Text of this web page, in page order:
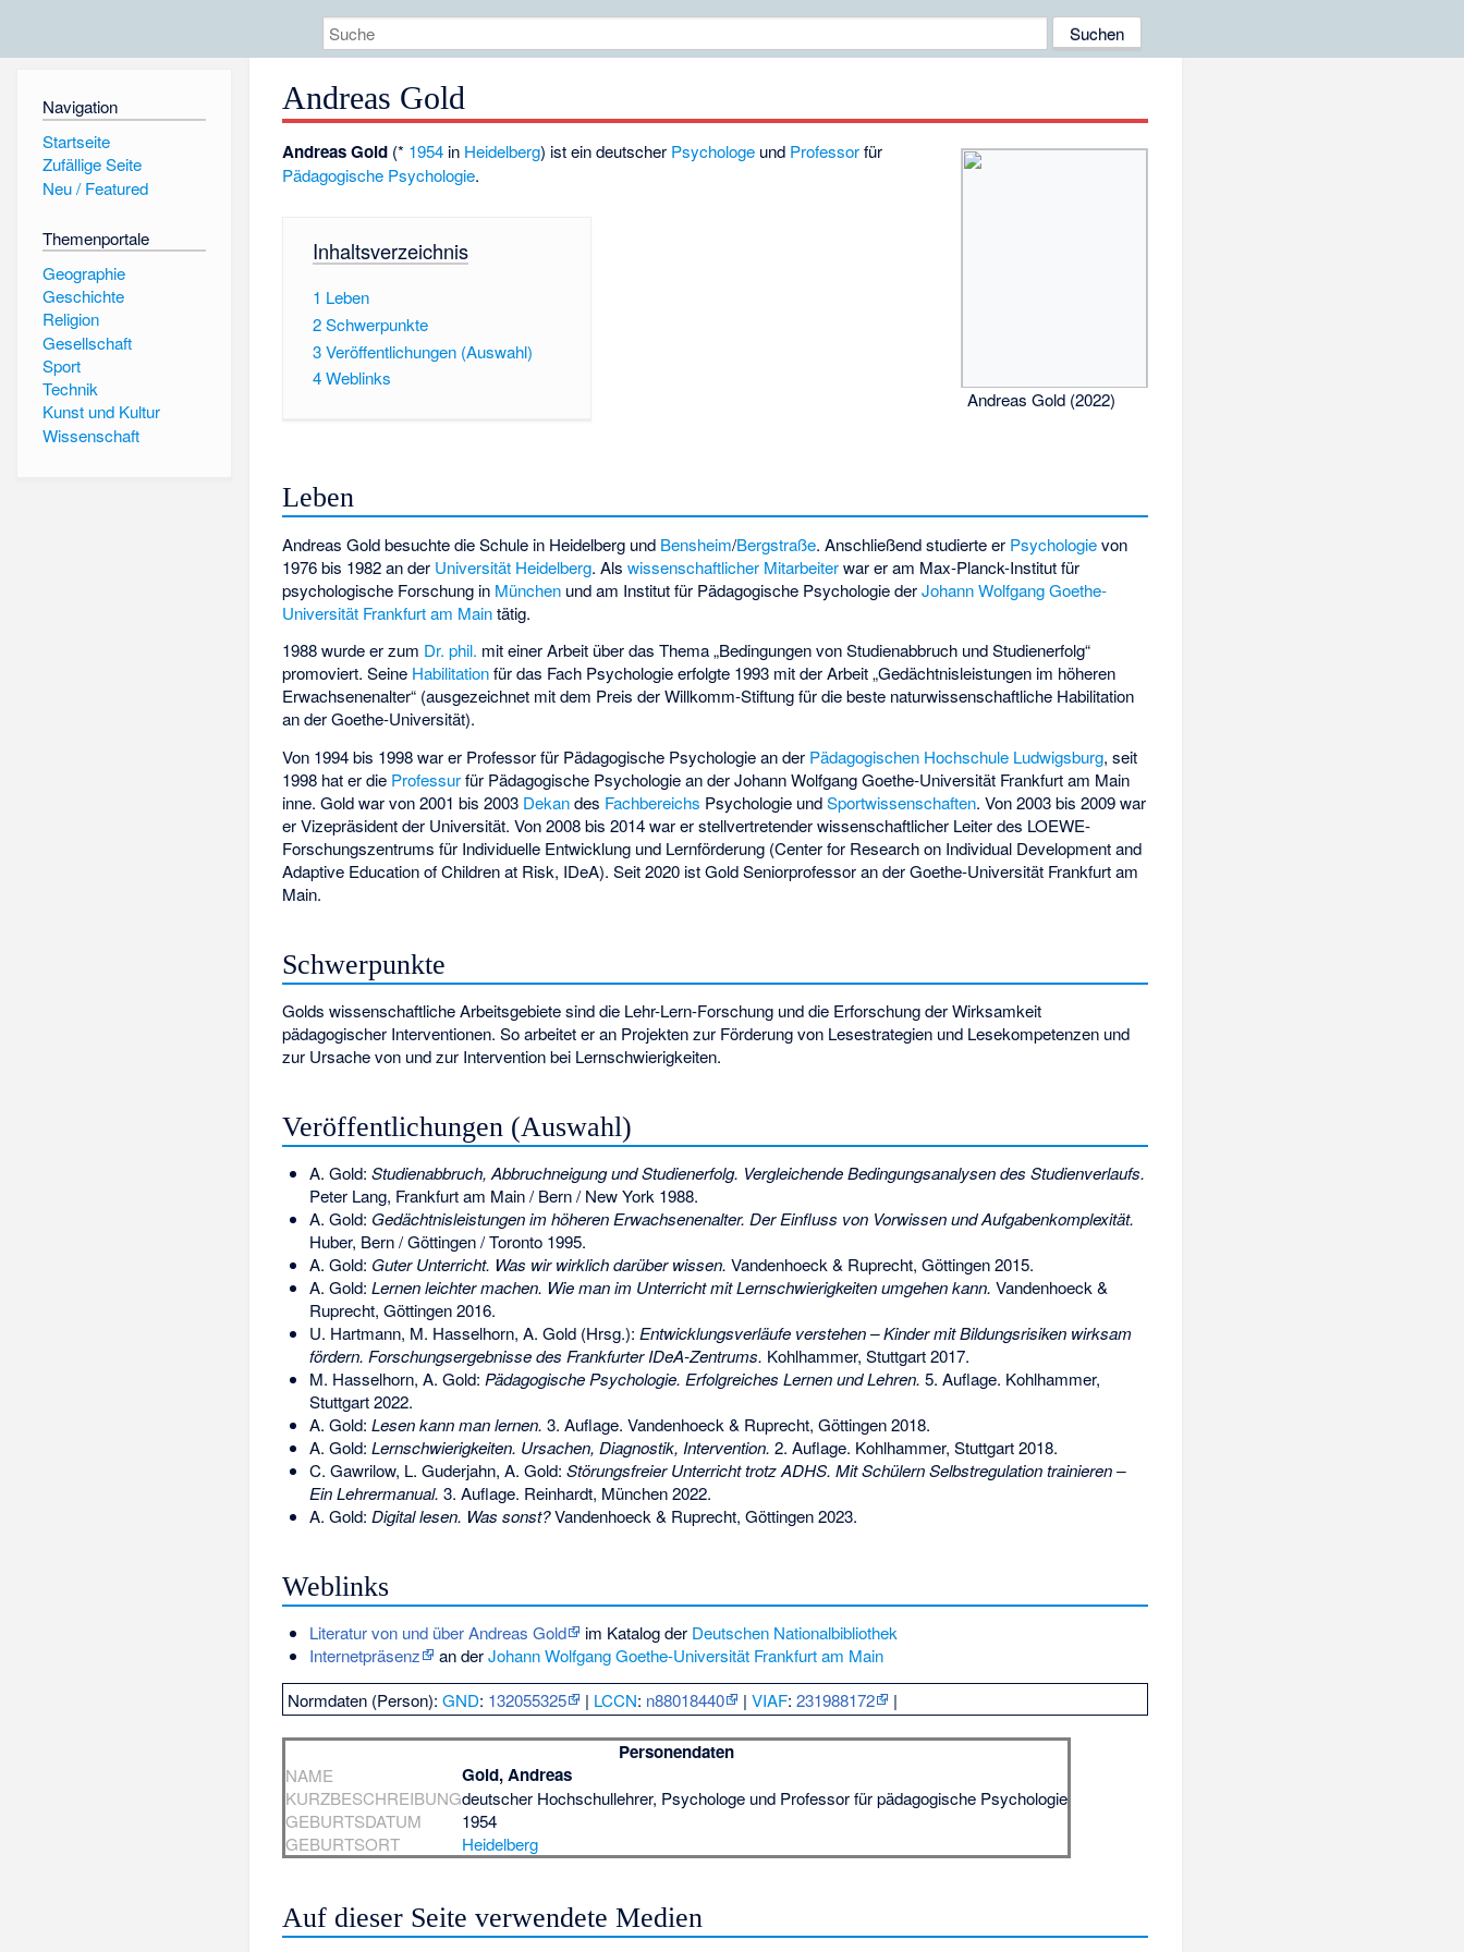
Navigation
Startseite
Zufällige Seite
Neu / Featured
Themenportale
Geographie
Geschichte
Religion
Gesellschaft
Sport
Technik
Kunst und Kultur
Wissenschaft
Andreas Gold
Andreas Gold (2022)
Andreas Gold (* 1954 in Heidelberg) ist ein deutscher Psychologe und Professorfür
Pädagogische Psychologie.
Inhaltsverzeichnis
1 Leben
2Schwerpunkte
3Veröffentlichungen (Auswahl)
4Weblinks
Leben
Andreas Gold besuchte die Schule in Heidelberg und Bensheim/Bergstraße. Anschließend studierte er Psychologievon
1976 bis 1982 an der Universität Heidelberg. Alswissenschaftlicher Mitarbeiterwar er am Max-Planck-Institut für
psychologische Forschung in München und am Institut für Pädagogische Psychologie derJohann Wolfgang Goethe-
Universität Frankfurt am Maintätig.
1988 wurde er zum Dr. phil. mit einer Arbeit über das Thema „Bedingungen von Studienabbruch und Studienerfolg“
promoviert. Seine Habilitationfür das Fach Psychologie erfolgte 1993 mit der Arbeit „Gedächtnisleistungen im höheren
Erwachsenenalter“ (ausgezeichnet mit dem Preis der Willkomm-Stiftung für die beste naturwissenschaftliche Habilitation
an der Goethe-Universität).
Von 1994 bis 1998 war er Professor für Pädagogische Psychologie an der Pädagogischen Hochschule Ludwigsburg, seit
1998 hat er die Professurfür Pädagogische Psychologie an der Johann Wolfgang Goethe-Universität Frankfurt am Main
inne. Gold war von 2001 bis 2003 Dekandes Fachbereichs Psychologie undSportwissenschaften. Von 2003 bis 2009 war
er Vizepräsident der Universität. Von 2008 bis 2014 war er stellvertretender wissenschaftlicher Leiter des LOEWE-
Forschungszentrums für Individuelle Entwicklung und Lernförderung (Center for Research on Individual Development and
Adaptive Education of Children at Risk, IDeA). Seit 2020 ist Gold Seniorprofessor an der Goethe-Universität Frankfurt am
Main.
Schwerpunkte
Golds wissenschaftliche Arbeitsgebiete sind die Lehr-Lern-Forschung und die Erforschung der Wirksamkeit
pädagogischer Interventionen. So arbeitet er an Projekten zur Förderung von Lesestrategien und Lesekompetenzen und
zur Ursache von und zur Intervention bei Lernschwierigkeiten.
Veröffentlichungen (Auswahl)
A. Gold: Studienabbruch, Abbruchneigung und Studienerfolg. Vergleichende Bedingungsanalysen des Studienverlaufs.
Peter Lang, Frankfurt am Main / Bern / New York 1988.
A. Gold: Gedächtnisleistungen im höheren Erwachsenenalter. Der Einfluss von Vorwissen und Aufgabenkomplexität.
Huber, Bern / Göttingen / Toronto 1995.
A. Gold: Guter Unterricht. Was wir wirklich darüber wissen. Vandenhoeck & Ruprecht, Göttingen 2015.
A. Gold: Lernen leichter machen. Wie man im Unterricht mit Lernschwierigkeiten umgehen kann. Vandenhoeck &
Ruprecht, Göttingen 2016.
U. Hartmann, M. Hasselhorn, A. Gold (Hrsg.): Entwicklungsverläufe verstehen – Kinder mit Bildungsrisiken wirksam
fördern. Forschungsergebnisse des Frankfurter IDeA-Zentrums. Kohlhammer, Stuttgart 2017.
M. Hasselhorn, A. Gold: Pädagogische Psychologie. Erfolgreiches Lernen und Lehren. 5. Auflage. Kohlhammer,
Stuttgart 2022.
A. Gold: Lesen kann man lernen. 3. Auflage. Vandenhoeck & Ruprecht, Göttingen 2018.
A. Gold: Lernschwierigkeiten. Ursachen, Diagnostik, Intervention. 2. Auflage. Kohlhammer, Stuttgart 2018.
C. Gawrilow, L. Guderjahn, A. Gold: Störungsfreier Unterricht trotz ADHS. Mit Schülern Selbstregulation trainieren –
Ein Lehrermanual. 3. Auflage. Reinhardt, München 2022.
A. Gold: Digital lesen. Was sonst?Vandenhoeck & Ruprecht, Göttingen 2023.
Weblinks
Literatur von und über Andreas Gold im Katalog der Deutschen Nationalbibliothek
Internetpräsenz
an derJohann Wolfgang Goethe-Universität Frankfurt am Main
Normdaten (Person):GND: 132055325 | LCCN: n88018440 |VIAF:231988172 |
Personendaten
NAME Gold, Andreas
KURZBESCHREIBUNGdeutscher Hochschullehrer, Psychologe und Professor für pädagogische Psychologie
GEBURTSDATUM
1954
GEBURTSORT
Heidelberg
Auf dieser Seite verwendete Medien